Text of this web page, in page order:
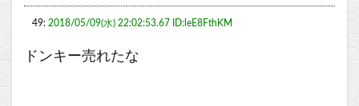
49: 2018/05/09(水) 22:02:53.67 ID:leE8FthKM
ドンキー売れたな